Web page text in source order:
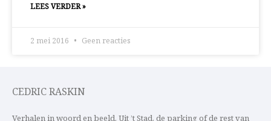
LEES VERDER »
2 mei 2016 Geen reacties
CEDRIC RASKIN
Verhalen in woord en beeld. Uit ’t Stad, de parking of de rest van